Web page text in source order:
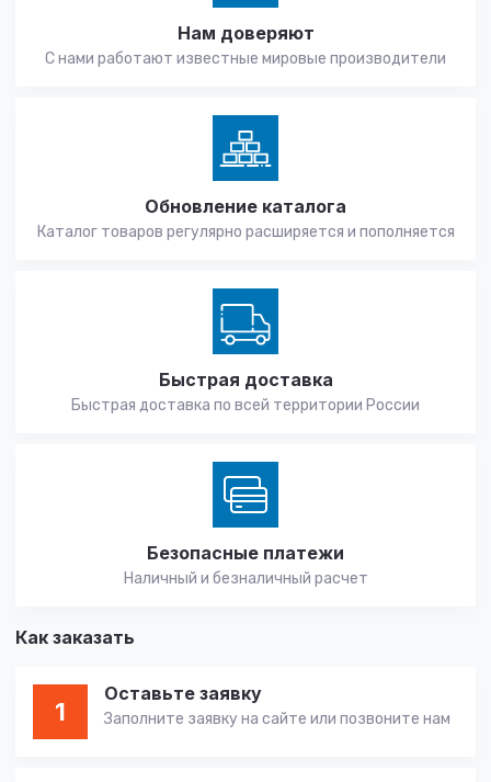
Нам доверяют
С нами работают известные мировые производители
Обновление каталога
Каталог товаров регулярно расширяется и пополняется
Быстрая доставка
Быстрая доставка по всей территории России
Безопасные платежи
Наличный и безналичный расчет
Как заказать
1
Оставьте заявку
Заполните заявку на сайте или позвоните нам